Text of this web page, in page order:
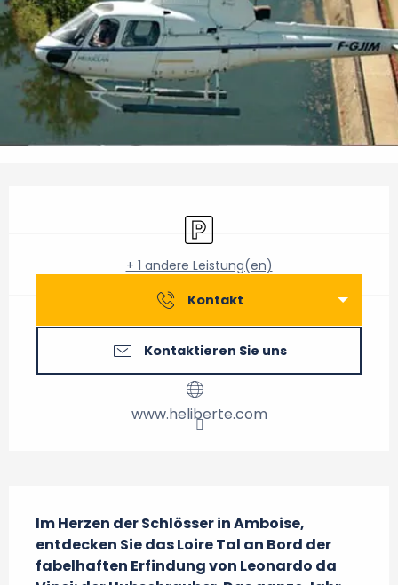
Parkplatz
+ 1 andere Leistung(en)
Kontakt
Kontaktieren Sie uns
www.heliberte.com
Im Herzen der Schlösser in Amboise,
entdecken Sie das Loire Tal an Bord der
fabelhaften Erfindung von Leonardo da